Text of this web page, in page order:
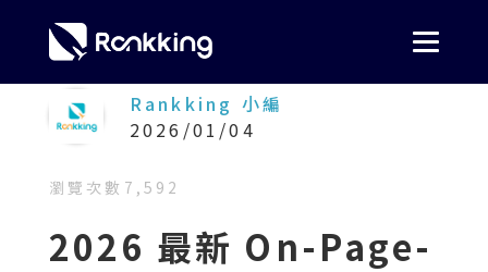
Rankking 小編
2026/01/04
瀏覽次數 7,592
2026 最新 On-Page-